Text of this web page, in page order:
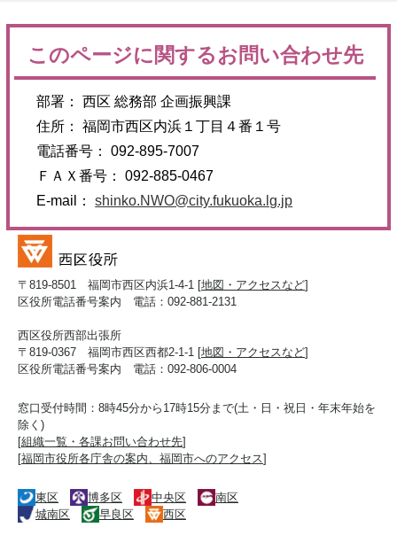
このページに関するお問い合わせ先
部署： 西区 総務部 企画振興課
住所： 福岡市西区内浜１丁目４番１号
電話番号： 092-895-7007
ＦＡＸ番号： 092-885-0467
E-mail：shinko.NWO@city.fukuoka.lg.jp
〒819-8501 福岡市西区内浜1-4-1 [地図・アクセスなど]
区役所電話番号案内 電話：092-881-2131
西区役所西部出張所
〒819-0367 福岡市西区西都2-1-1 [地図・アクセスなど]
区役所電話番号案内 電話：092-806-0004
窓口受付時間：8時45分から17時15分まで(土・日・祝日・年末年始を
除く)
[組織一覧・各課お問い合わせ先]
[福岡市役所各庁舎の案内、福岡市へのアクセス]
東区 博多区 中央区
南区
城南区
早良区 西区